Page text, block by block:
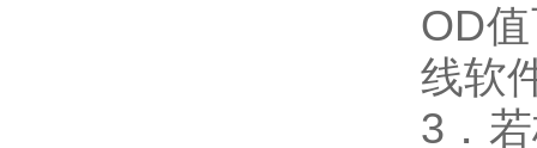
OD
线软
3．